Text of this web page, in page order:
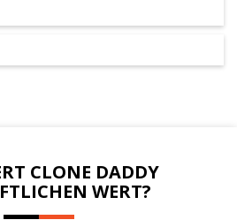
CLONE DADDY
WERT?